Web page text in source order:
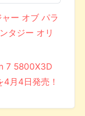
ャー オブ パラ
タジー オリ
7 5800X3D
月4日発売！